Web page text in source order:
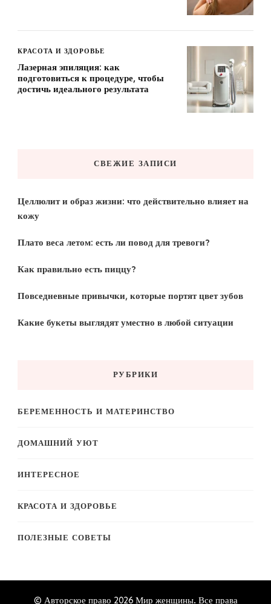
КРАСОТА И ЗДОРОВЬЕ
Лазерная эпиляция: как
подготовиться к процедуре, чтобы
достичь идеального результата
СВЕЖИЕ ЗАПИСИ
Целлюлит и образ жизни: что действительно влияет на
кожу
Плато веса летом: есть ли повод для тревоги?
Как правильно есть пиццу?
Повседневные привычки, которые портят цвет зубов
Какие букеты выглядят уместно в любой ситуации
РУБРИКИ
БЕРЕМЕННОСТЬ И МАТЕРИНСТВО
ДОМАШНИЙ УЮТ
ИНТЕРЕСНОЕ
КРАСОТА И ЗДОРОВЬЕ
ПОЛЕЗНЫЕ СОВЕТЫ
© Авторское право 2026 Мир женщины. Все права